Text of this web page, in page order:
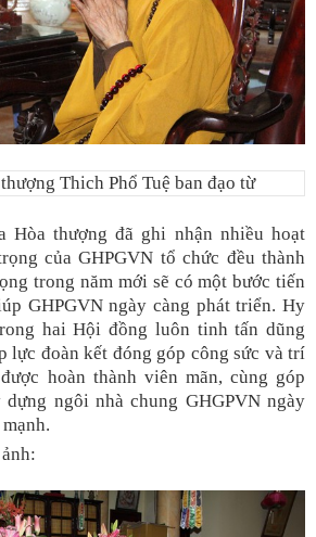
Thich Phổ Tuệ ban đạo từ
Hòa thượng đã ghi nhận nhiều hoạt
của GHPGVN tổ chức đều thành
trong năm mới sẽ có một bước tiến
GHPGVN ngày càng phát triển. Hy
hai Hội đồng luôn tinh tấn dũng
lực đoàn kết đóng góp công sức và trí
hoàn thành viên mãn, cùng góp
ngôi nhà chung GHGPVN ngày